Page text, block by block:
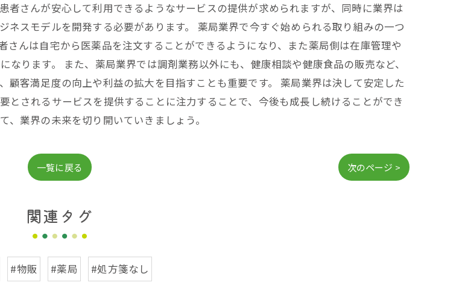
者さんが安心して利用できるようなサービスの提供が求められますが、同時に業界は
スモデルを開発する必要があります。 薬局業界で今すぐ始められる取り組みの一つ
んは自宅から医薬品を注文することができるようになり、また薬局側は在庫管理や
ります。 また、薬局業界では調剤業務以外にも、健康相談や健康食品の販売など、
客満足度の向上や利益の拡大を目指すことも重要です。 薬局業界は決して安定した
されるサービスを提供することに注力することで、今後も成長し続けることができ
業界の未来を切り開いていきましょう。
一覧に戻る 次のページ >
関連タグ
#物販 #薬局 #処方箋なし